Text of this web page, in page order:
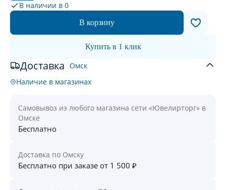
В наличии в 0
В корзину
Купить в 1 клик
Доставка Омск
Наличие в магазинах
Самовывоз из любого магазина сети «Ювелирторг» в
Омске
Бесплатно
Доставка по Омску
Бесплатно при заказе от 1 500 ₽